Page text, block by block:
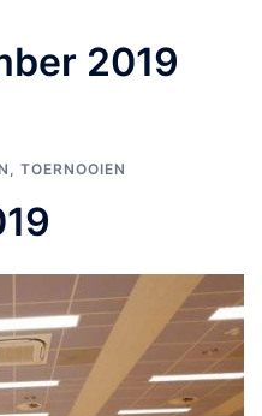
2019
, TOERNOOIEN